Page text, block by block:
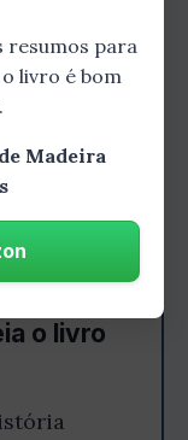
o livro
resumos para
livro é bom
Madeira